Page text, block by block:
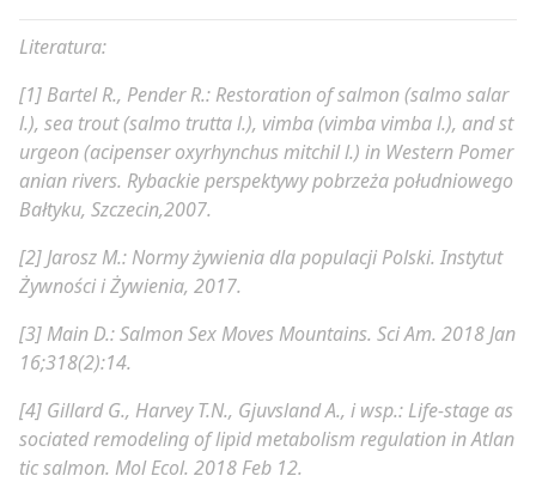
Literatura:
[1] Bartel R., Pender R.: Restoration of salmon (salmo salar
l.), sea trout (salmo trutta l.), vimba (vimba vimba l.), and st
urgeon (acipenser oxyrhynchus mitchil l.) in Western Pomer
anian rivers. Rybackie perspektywy pobrzeża południowego
Bałtyku, Szczecin,2007.
[2] Jarosz M.: Normy żywienia dla populacji Polski. Instytut
Żywności i Żywienia, 2017.
[3] Main D.:Salmon Sex Moves Mountains. Sci Am. 2018 Jan
16;318(2):14.
[4] Gillard G., Harvey T.N., Gjuvsland A., i wsp.: Life-stage as
sociated remodeling of lipid metabolism regulation in Atlan
tic salmon. Mol Ecol. 2018 Feb 12.